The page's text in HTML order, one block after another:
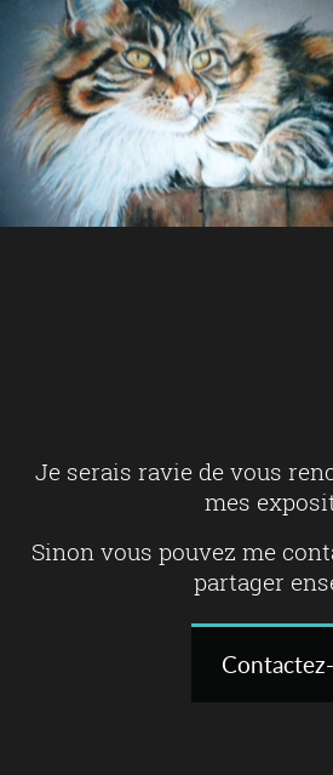
Je serais ravie de vous
mes
Sinon vous pouvez me
partager